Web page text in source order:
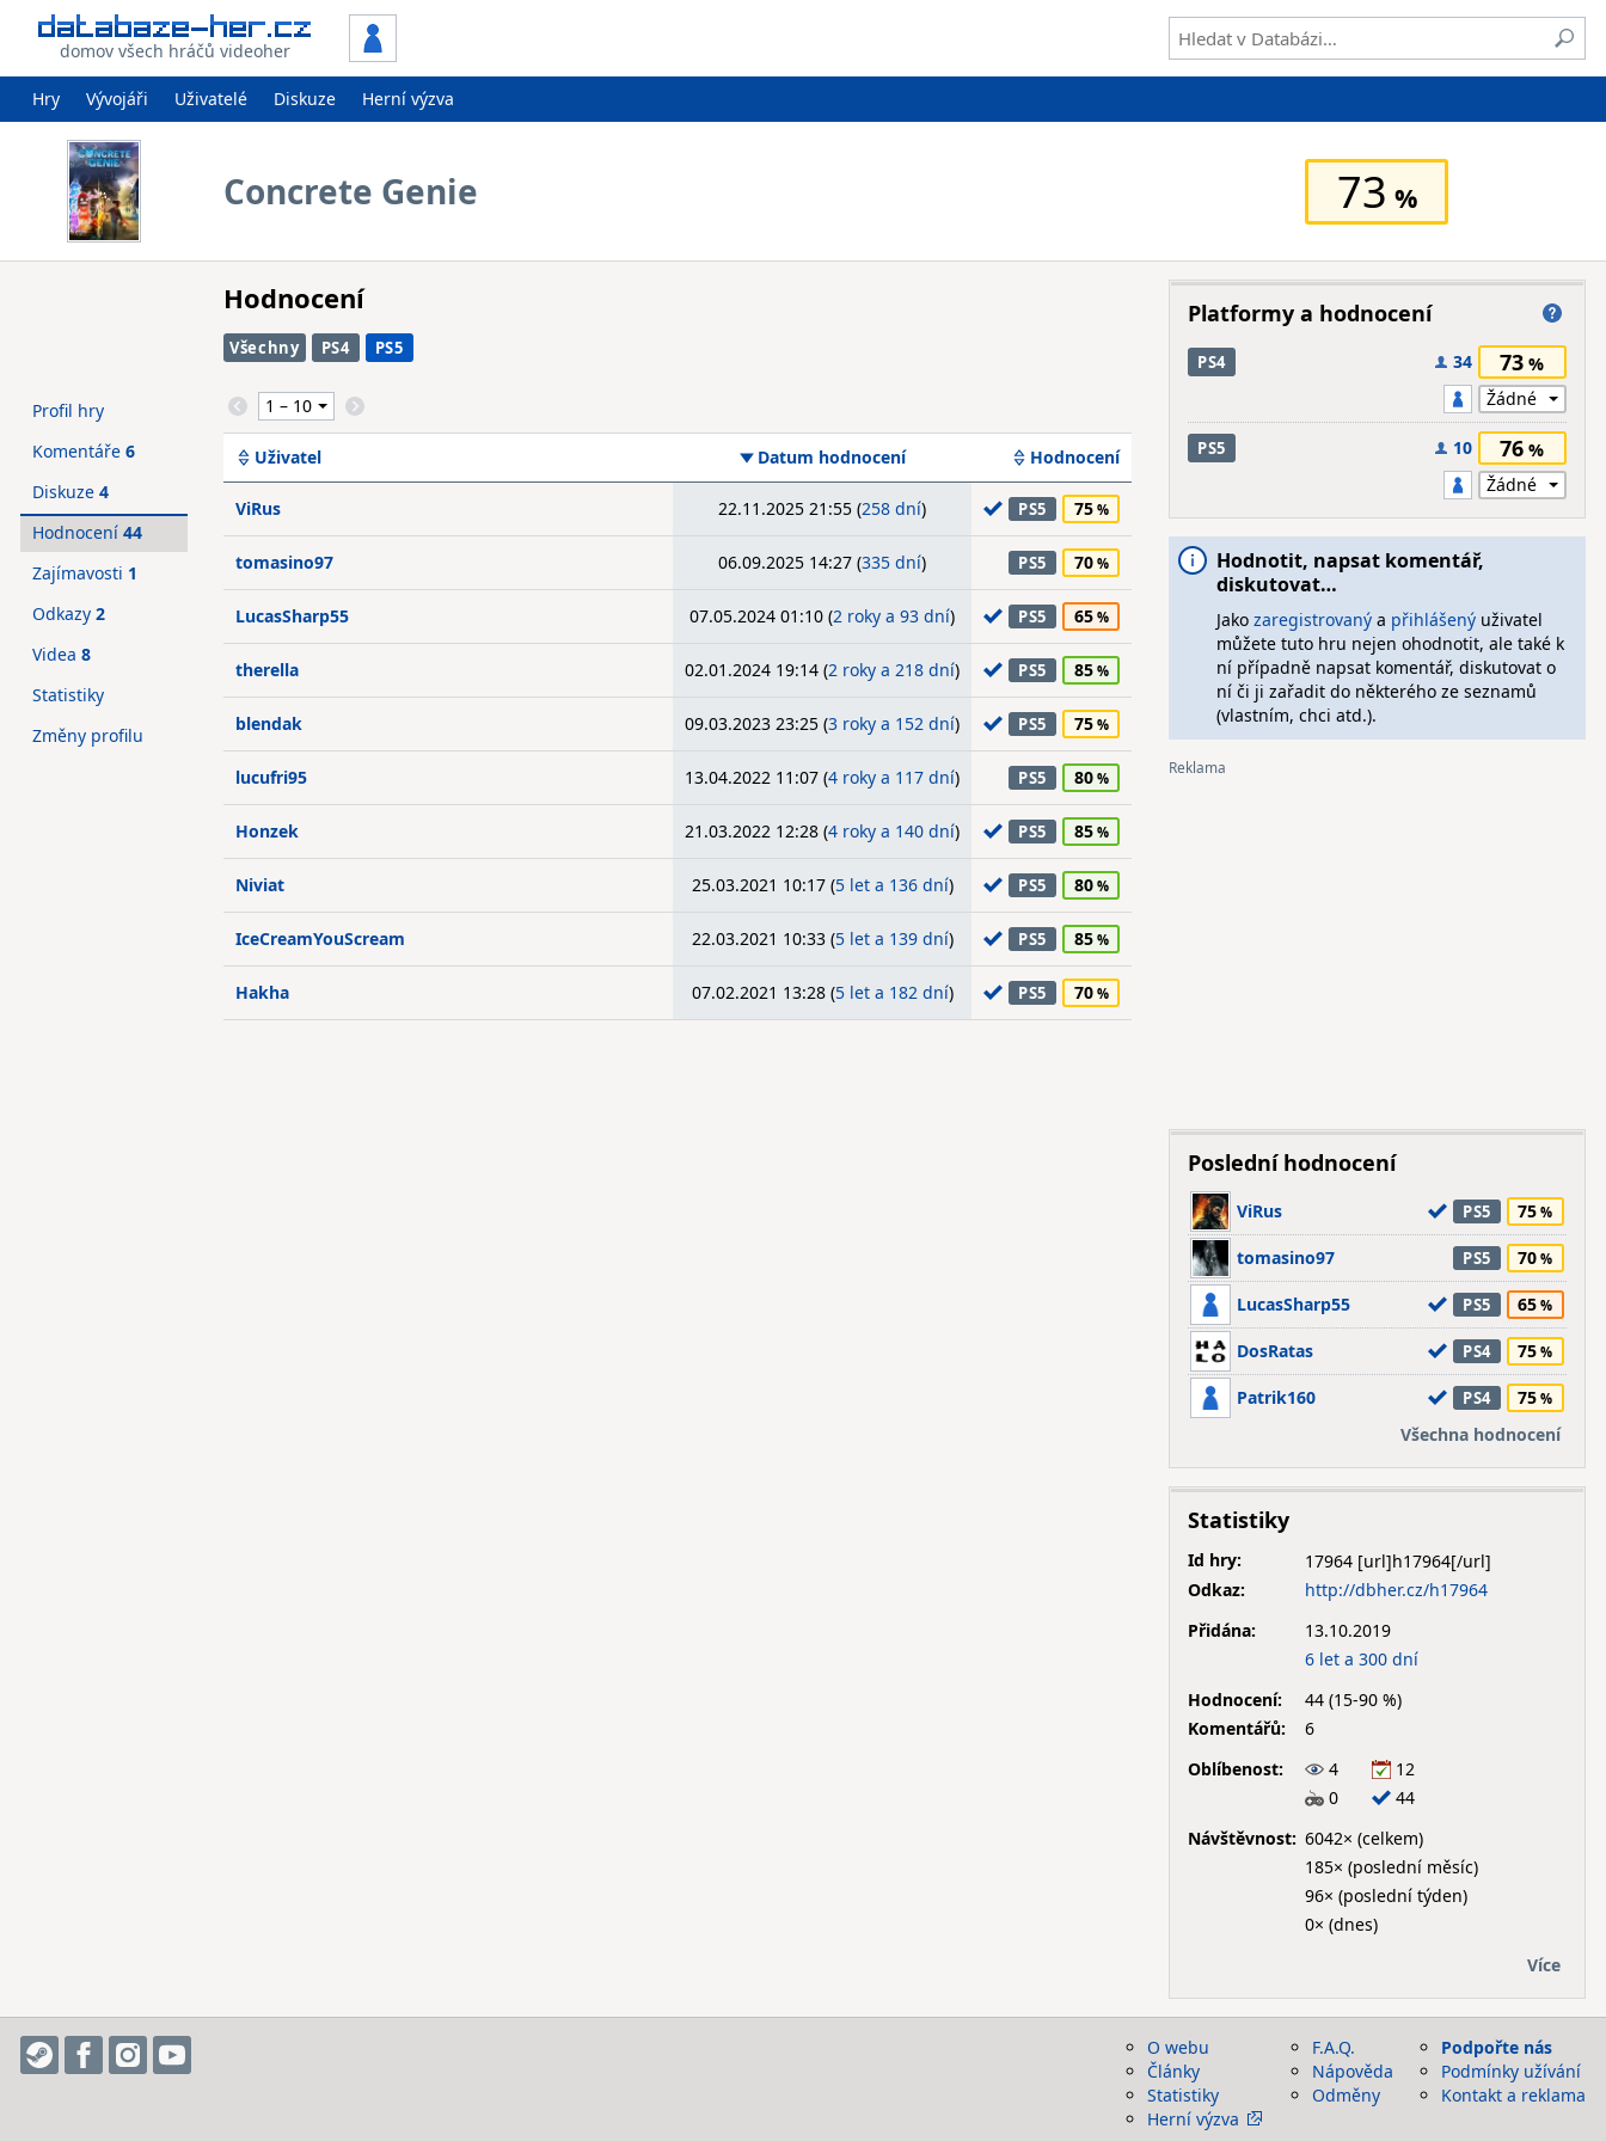
domov všech hráčů videoher
Hry Vývojáři Uživatelé Diskuze Herní výzva
Concrete Genie 73
Hodnocení
Všechny PS4 PS5
Uživatel Datum hodnocení Hodnocení
ViRus 22.11.2025 21:55 (258 dní) PS5 75
tomasino97 06.09.2025 14:27 (335 dní) PS5 70
LucasSharp55 07.05.2024 01:10 (2 roky a 93 dní) PS5 65
therella 02.01.2024 19:14 (2 roky a 218 dní) PS5 85
blendak 09.03.2023 23:25 (3 roky a 152 dní) PS5 75
lucufri95 13.04.2022 11:07 (4 roky a 117 dní) PS5 80
Honzek 21.03.2022 12:28 (4 roky a 140 dní) PS5 85
Niviat 25.03.2021 10:17 (5 let a 136 dní) PS5 80
IceCreamYouScream 22.03.2021 10:33 (5 let a 139 dní) PS5 85
Hakha 07.02.2021 13:28 (5 let a 182 dní) PS5 70
Profil hry
Komentáře 6
Diskuze 4
Hodnocení 44
Zajímavosti 1
Odkazy 2
Videa 8
Statistiky
Změny profilu
Platformy a hodnocení
PS4 34 73
PS5 10 76
Hodnotit, napsat komentář,
diskutovat…
Jako zaregistrovanýa přihlášenýuživatel
můžete tuto hru nejen ohodnotit, ale také k
ní případně napsat komentář, diskutovat o
ní či ji zařadit do některého ze seznamů
(vlastním, chci atd.).
Poslední hodnocení
ViRus PS5 75
tomasino97 PS5 70
LucasSharp55 PS5 65
DosRatas PS4 75
Patrik160 PS4
75
Všechna hodnocení
Statistiky
Id hry:
17964
Odkaz:
http://dbher.cz/h17964
Přidána:
13.10.2019
6 let a 300 dní
Hodnocení:
44 (15-90 %)
Komentářů:
6
Oblíbenost:
4
12
0
44
Návštěvnost: 6042× (celkem)
185× (poslední měsíc)
96× (poslední týden)
0× (dnes)
Více
O webu
Články
Statistiky
Herní výzva
F.A.Q.
Nápověda
Odměny
Podpořte nás
Podmínky užívání
Kontakt a reklama